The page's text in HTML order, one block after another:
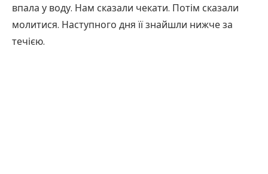
впала у воду. Нам сказали чекати. Потім сказали
молитися. Наступного дня її знайшли нижче за
течією.